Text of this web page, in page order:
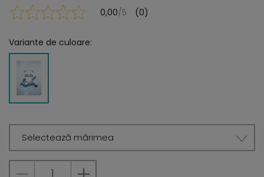
0,00/5 (0)
Variante de culoare:
Selectează mărimea